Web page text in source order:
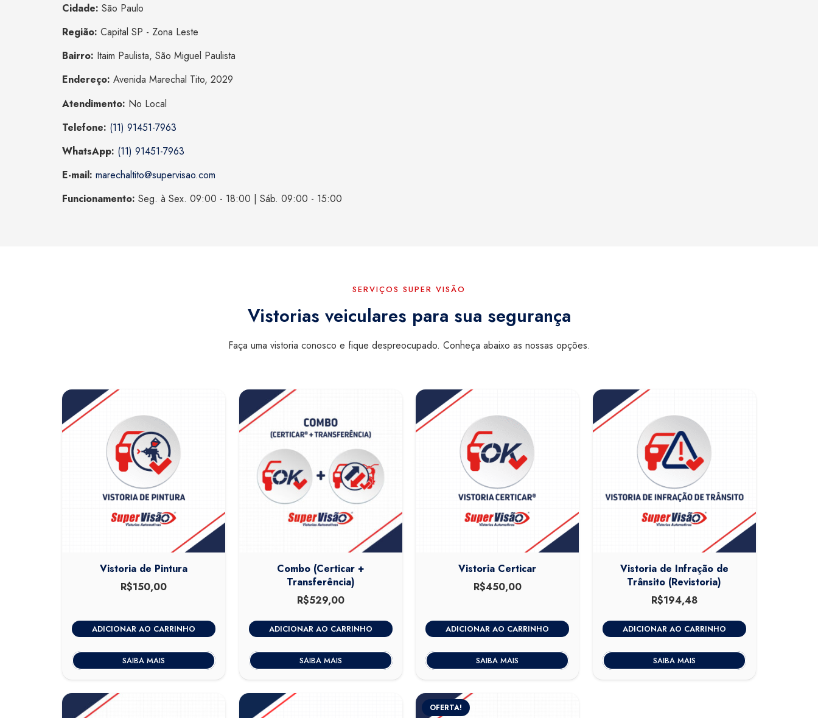
Cidade: São Paulo
Região: Capital SP - Zona Leste
Bairro: Itaim Paulista, São Miguel Paulista
Endereço: Avenida Marechal Tito, 2029
Atendimento: No Local
Telefone: (11) 91451-7963
WhatsApp: (11) 91451-7963
E-mail: marechaltito@supervisao.com
Funcionamento: Seg. à Sex. 09:00 - 18:00 | Sáb. 09:00 - 15:00
SERVIÇOS SUPER VISÃO
Vistorias veiculares para sua segurança
Faça uma vistoria conosco e fique despreocupado. Conheça abaixo as nossas opções.
Vistoria de Pintura
R$150,00
ADICIONAR AO CARRINHO
SAIBA MAIS
Combo (Certicar +
Transferência)
R$529,00
ADICIONAR AO CARRINHO
SAIBA MAIS
Vistoria Certicar
R$450,00
ADICIONAR AO CARRINHO
SAIBA MAIS
Vistoria de Infração de
Trânsito (Revistoria)
R$194,48
ADICIONAR AO CARRINHO
SAIBA MAIS
OFERTA!